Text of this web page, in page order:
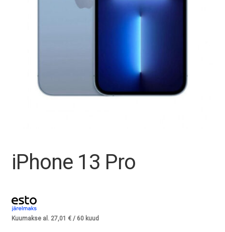
Ostukorv
iPhone 13 Pro
Kuumakse al. 27,01 €/ 60 kuud